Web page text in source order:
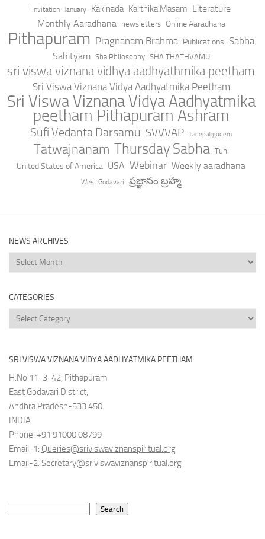
Invitation January Kakinada Karthika Masam Literature
Monthly Aaradhana
newsletters Online Aaradhana
Pithapuram Pragnanam Brahma Publications Sabha
Sahityam Sha Philosophy SHA THATHVAMU
sri viswa viznana vidhya aadhyathmika peetham
Sri Viswa Viznana Vidya Aadhyatmika Peetham
Sri Viswa Viznana Vidya Aadhyatmika
peetham Pithapuram Ashram
Sufi Vedanta Darsamu SVVVAP Tadepalligudem
Tatwajnanam Thursday Sabha Tuni
United States of America USA Webinar Weekly aaradhana
West Godavari ప్రజ్ఞానం బ్రహ్మ
NEWS ARCHIVES
News
Archives
CATEGORIES
Categories
SRI VISWA VIZNANA VIDYA AADHYATMIKA PEETHAM
H.No:11-3-42, Pithapuram
East Godavari District,
Andhra Pradesh-533 450
INDIA
Phone: +91 91000 08799
Email-1: Queries@sriviswaviznanspiritual.org
Email-2: Secretary@sriviswaviznanspiritual.org
Search